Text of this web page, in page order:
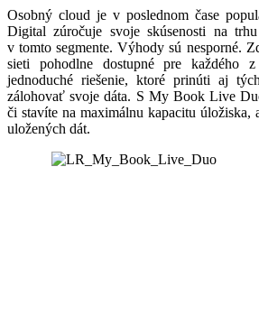
Osobný cloud je v poslednom čase
Digital zúročuje svoje skúsenosti na
v tomto segmente. Výhody sú nesporné.
sieti pohodlne dostupné pre každého
jednoduché riešenie, ktoré prinúti aj
zálohovať svoje dáta. S My Book Live
či stavíte na maximálnu kapacitu úložiska,
uložených dát.